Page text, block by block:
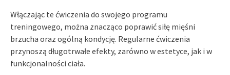
Włączając te ćwiczenia do swojego programu
treningowego, można znacząco poprawić siłę mięśni
brzucha oraz ogólną kondycję. Regularne ćwiczenia
przynoszą długotrwałe efekty, zarówno w estetyce, jak i w
funkcjonalności ciała.